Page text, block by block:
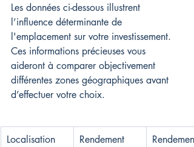
Les données ci-dessous illustrent
l’influence déterminante de
l'emplacement sur votre investissement.
Ces informations précieuses vous
aideront à comparer objectivement
différentes zones géographiques avant
d’effectuer votre choix.
Localisation
Rendement
Rendement